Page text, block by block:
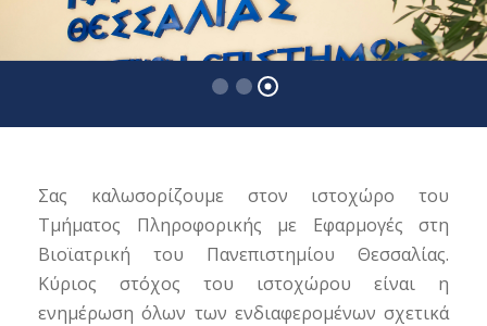
Σας καλωσορίζουμε στον ιστοχώρο του
Τμήματος Πληροφορικής με Εφαρμογές στη
Βιοϊατρική του Πανεπιστημίου Θεσσαλίας.
Κύριος στόχος του ιστοχώρου είναι η
ενημέρωση όλων των ενδιαφερομένων σχετικά